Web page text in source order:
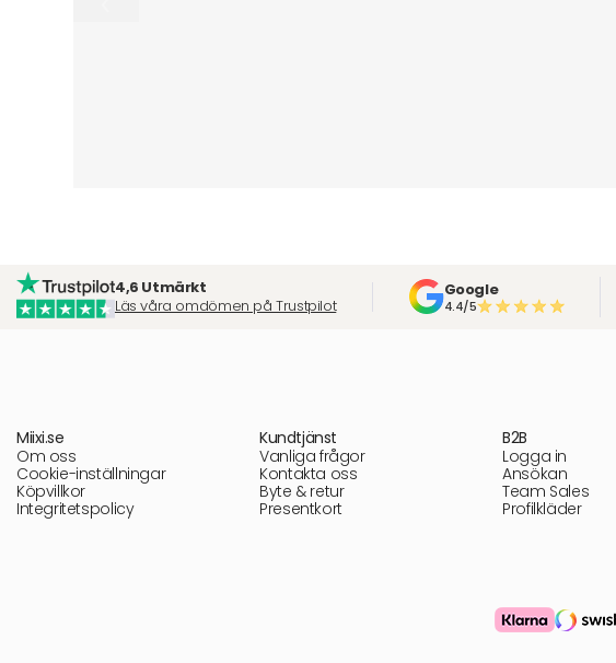
4,6 Utmärkt
Läs våra omdömen på Trustpilot
Google
4.4/5
Miixi.se
Om oss
Cookie-inställningar
Köpvillkor
Integritetspolicy
Kundtjänst
Vanliga frågor
Kontakta oss
Byte & retur
Presentkort
B2B
Logga in
Ansökan
Team Sales
Profilkläder